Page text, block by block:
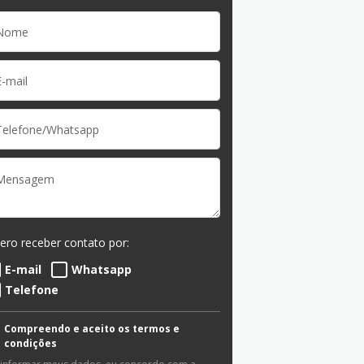
receber contato por:
E-mail
Whatsapp
Telefone
Compreendo e aceito os termos e
condições